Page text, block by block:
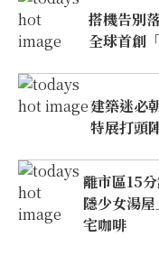
搭機告別
全球首創
建築迷必
特展打頭
離市區15
隱少女湯
宅咖啡